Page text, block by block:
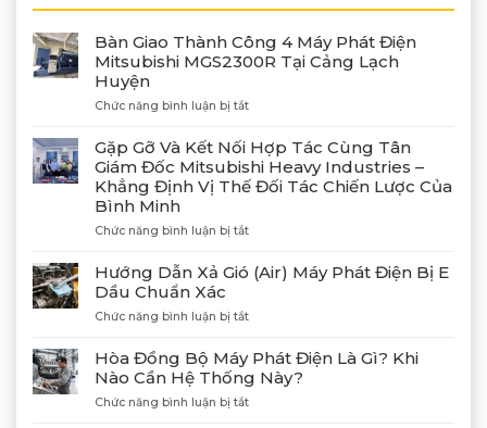
Bàn Giao Thành Công 4 Máy Phát Điện
Mitsubishi MGS2300R Tại Cảng Lạch
Huyện
Chức năng bình luận bị tắtở
Giao
Thành
Công
4
Phát
MGS2300R
Cảng
Gặp Gỡ Và Kết Nối Hợp Tác Cùng Tân
Giám Đốc Mitsubishi Heavy Industries –
Khẳng Định Vị Thế Đối Tác Chiến Lược Của
Bình Minh
Chức năng bình luận bị tắtở
Gỡ
Và
Nối
Tác
Cùng
Tân
Giám
Hướng Dẫn Xả Gió (Air) Máy Phát Điện Bị E
Dầu Chuẩn Xác
Chức năng bình luận bị tắtở
Dẫn
Xả
Gió
(Air)
Hòa Đồng Bộ Máy Phát Điện Là Gì? Khi
Nào Cần Hệ Thống Này?
Chức năng bình luận bị tắtở